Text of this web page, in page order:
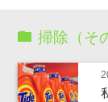
掃除（そ